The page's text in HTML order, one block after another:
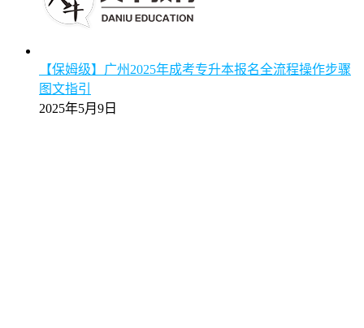
【保姆级】广州2025年成考专升本报名全流程操作步骤
图文指引
2025年5月9日